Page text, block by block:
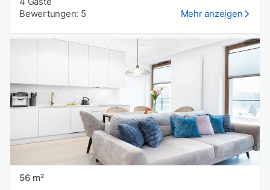
Bewertungen: 5
Mehr anzeigen
56 m²